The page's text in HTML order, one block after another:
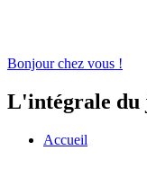
Bonjour chez vous !
L'intégrale du
Accueil